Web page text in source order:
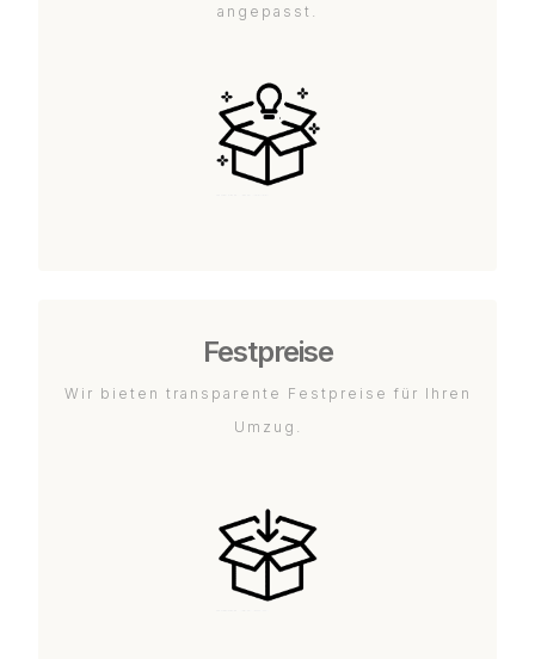
angepasst.
Festpreise
Wir bieten transparente Festpreise für Ihren
Umzug.